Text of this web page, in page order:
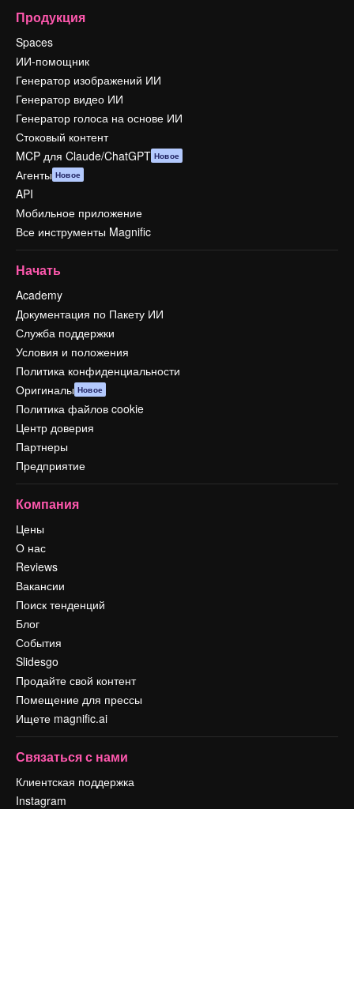
Продукция
Spaces
ИИ-помощник
Генератор изображений ИИ
Генератор видео ИИ
Генератор голоса на основе ИИ
Стоковый контент
MCP для Claude/ChatGPT Новое
Агенты Новое
API
Мобильное приложение
Все инструменты Magnific
Начать
Academy
Документация по Пакету ИИ
Служба поддержки
Условия и положения
Политика конфиденциальности
Оригиналы Новое
Политика файлов cookie
Центр доверия
Партнеры
Предприятие
Компания
Цены
О нас
Reviews
Вакансии
Поиск тенденций
Блог
События
Slidesgo
Продайте свой контент
Помещение для прессы
Ищете magnific.ai
Связаться с нами
Клиентская поддержка
Instagram